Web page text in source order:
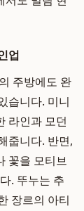
업
주방에도 완
습니다. 미니
라인과 모던
줍니다. 반면,
꽃을 모티브
. 뚜누는 추
장르의 아티